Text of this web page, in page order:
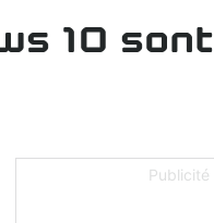
10 sont
Publicité